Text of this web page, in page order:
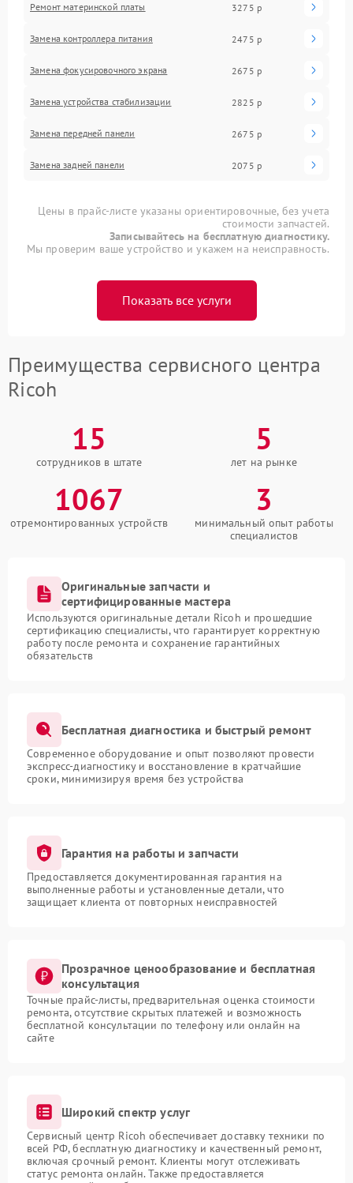
Ремонт материнской платы 3275 р
Замена контроллера питания 2475 р
Замена фокусировочного экрана 2675 р
Замена устройства стабилизации 2825 р
Замена передней панели 2675 р
Замена задней панели 2075 р
Цены в прайс-листе указаны ориентировочные, без учета
стоимости запчастей.
Записывайтесь на бесплатную диагностику.
Мы проверим ваше устройство и укажем на неисправность.
Показать все услуги
Преимущества сервисного центра
Ricoh
15
сотрудников в штате
5
лет на рынке
1067
отремонтированных устройств
3
минимальный опыт работы
специалистов
Оригинальные запчасти и
сертифицированные мастера
Используются оригинальные детали Ricoh и прошедшие
сертификацию специалисты, что гарантирует корректную
работу после ремонта и сохранение гарантийных
обязательств
Бесплатная диагностика и быстрый ремонт
Современное оборудование и опыт позволяют провести
экспресс-диагностику и восстановление в кратчайшие
сроки, минимизируя время без устройства
Гарантия на работы и запчасти
Предоставляется документированная гарантия на
выполненные работы и установленные детали, что
защищает клиента от повторных неисправностей
Прозрачное ценообразование и бесплатная
консультация
Точные прайс-листы, предварительная оценка стоимости
ремонта, отсутствие скрытых платежей и возможность
бесплатной консультации по телефону или онлайн на
сайте
Широкий спектр услуг
Сервисный центр Ricoh обеспечивает доставку техники по
всей РФ, бесплатную диагностику и качественный ремонт,
включая срочный ремонт. Клиенты могут отслеживать
статус ремонта онлайн. Также предоставляется